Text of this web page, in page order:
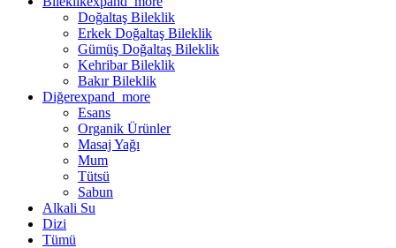
Doğaltaş Bileklik
Erkek Doğaltaş Bileklik
Gümüş Doğaltaş Bileklik
Kehribar Bileklik
Bakır Bileklik
Diğerexpand_more
Esans
Organik Ürünler
Masaj Yağı
Mum
Tütsü
Sabun
Alkali Su
Dizi
Tümü